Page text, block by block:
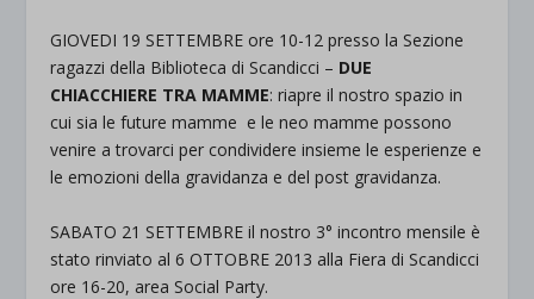
GIOVEDI 19 SETTEMBRE ore 10-12 presso la Sezione
ragazzi della Biblioteca di Scandicci – DUE
CHIACCHIERE TRA MAMME: riapre il nostro spazio in
cui sia le future mamme e le neo mamme possono
venire a trovarci per condividere insieme le esperienze e
le emozioni della gravidanza e del post gravidanza.
SABATO 21 SETTEMBRE il nostro 3° incontro mensile è
stato rinviato al 6 OTTOBRE 2013 alla Fiera di Scandicci
ore 16-20, area Social Party.